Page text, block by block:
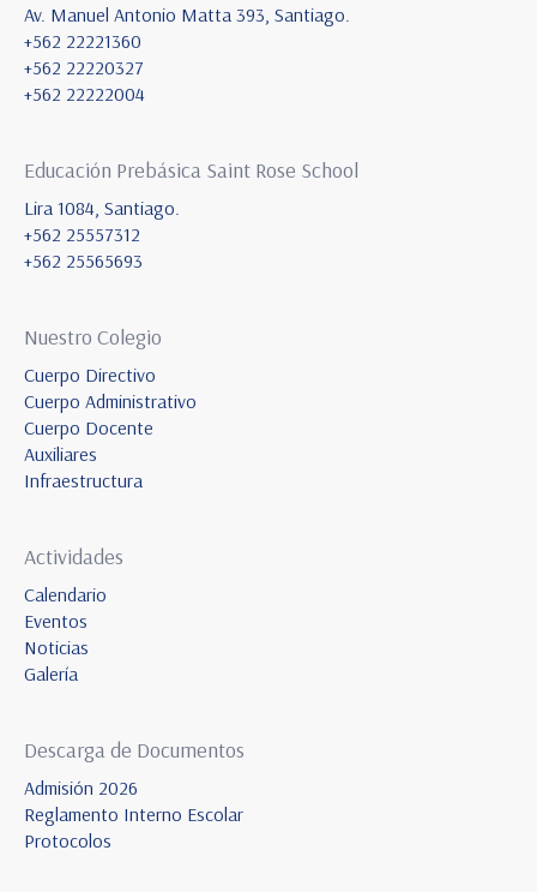
Av. Manuel Antonio Matta 393, Santiago.
+562 22221360
+562 22220327
+562 22222004
Educación Prebásica Saint Rose School
Lira 1084, Santiago.
+562 25557312
+562 25565693
Nuestro Colegio
Cuerpo Directivo
Cuerpo Administrativo
Cuerpo Docente
Auxiliares
Infraestructura
Actividades
Calendario
Eventos
Noticias
Galería
Descarga de Documentos
Admisión 2026
Reglamento Interno Escolar
Protocolos